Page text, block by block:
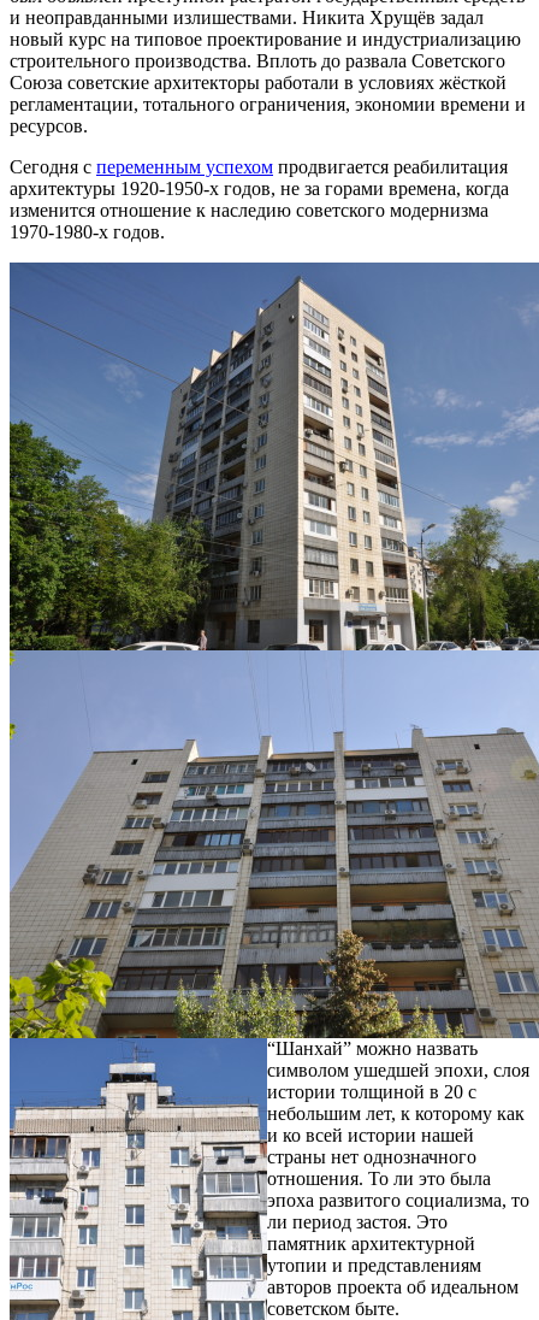
и неоправданными излишествами. Никита Хрущёв задал
новый курс на типовое проектирование и индустриализацию
строительного производства. Вплоть до развала Советского
Союза советские архитекторы работали в условиях жёсткой
регламентации, тотального ограничения, экономии времени и
ресурсов.
Сегодня с переменным успехом продвигается реабилитация
архитектуры 1920-1950-х годов, не за горами времена, когда
изменится отношение к наследию советского модернизма
1970-1980-х годов.
“Шанхай” можно назвать
символом ушедшей эпохи, слоя
истории толщиной в 20 с
небольшим лет, к которому как
и ко всей истории нашей
страны нет однозначного
отношения. То ли это была
эпоха развитого социализма, то
ли период застоя. Это
памятник архитектурной
утопии и представлениям
авторов проекта об идеальном
советском быте.